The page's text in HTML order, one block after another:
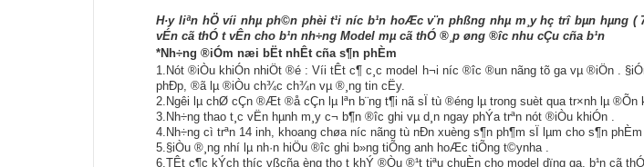
H·y liªn hÖ víi nhµ ph©n phèi t¹i n­íc b¹n hoÆc v¨n phßng nhµ m¸y hç trî bµn hµng
vÉn cã thÓ t­ vÊn cho b¹n nh÷ng Model mµ cã thÓ ®¸p øng ®­îc nhu cÇu cña b¹n
*Nh÷ng ®iÓm næi bËt nhÊt cña s¶n phÈm
1. Nót ®iÒu khiÓn nhiÖt ®é : Víi tÊt c¶ c¸c model h¬i n­íc ®­îc ®un nãng tõ ga vµ ®iÖn .
phÐp, ®ã lµ ®iÒu ch¾c ch¾n vµ ®¸ng tin cËy.
2. Ng­êi lµ chØ cÇn ®Æt ®å cÇn lµ lªn b¨ng t¶i nã sÏ tù ®éng lµ trong suèt qua tr×nh lµ ®Õn
3. Nh÷ng thao t¸c vËn hµnh m¸y c¬ b¶n ®­îc ghi vµ d¸n ngay phÝa trªn nót ®iÒu khiÓn .
4. Nh÷ng cì trªn 14 inh, khoang chøa n­íc nãng tù nÐn xuèng s¶n ph¶m sÏ lµm cho s¶n
5. §iÒu ®¸ng nhí lµ nh·n hiÖu ®­îc ghi b»ng tiÕng anh hoÆc tiÕng t©ynha .
6. TÊt c¶c kÝch th­íc vßcña èng tho¸t khÝ ®Òu ®¹t tiªu chuÈn cho model dïng ga, b¹n cã